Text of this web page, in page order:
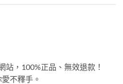
站，100%正品、無效退款！
不釋手。